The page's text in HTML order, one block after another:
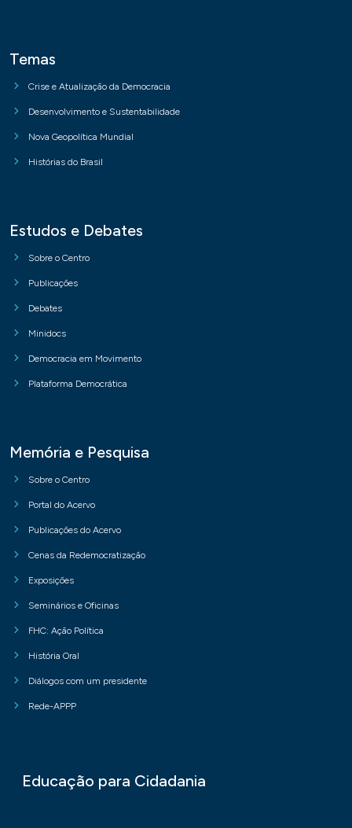
Temas
Crise e Atualização da Democracia
Desenvolvimento e Sustentabilidade
Nova Geopolítica Mundial
Histórias do Brasil
Estudos e Debates
Sobre o Centro
Publicações
Debates
Minidocs
Democracia em Movimento
Plataforma Democrática
Memória e Pesquisa
Sobre o Centro
Portal do Acervo
Publicações do Acervo
Cenas da Redemocratização
Exposições
Seminários e Oficinas
FHC: Ação Política
História Oral
Diálogos com um presidente
Rede-APPP
Educação para Cidadania